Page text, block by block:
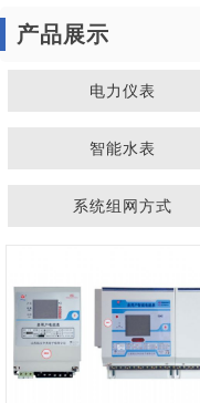
产品展示
电力仪表
智能水表
系统组网方式